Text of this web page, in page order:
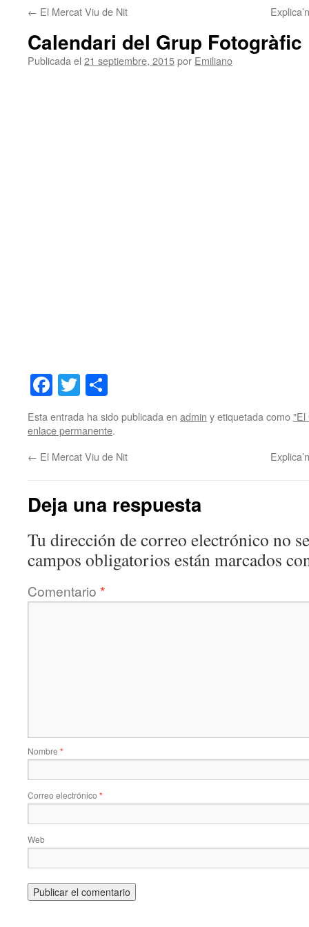
contenido
← El Mercat Viu de Nit
Calendari del Grup Fotogràfic
Publicada el 21 septiembre, 2015por Emiliano
Facebook
Twitter
Esta entrada ha sido publicada en admin y etiquetada como"El
enlace permanente.
← El Mercat Viu de Nit
Deja una respuesta
Tu dirección de correo electrónico no
campos obligatorios están marcados
Comentario *
Nombre *
Correo electrónico *
Web